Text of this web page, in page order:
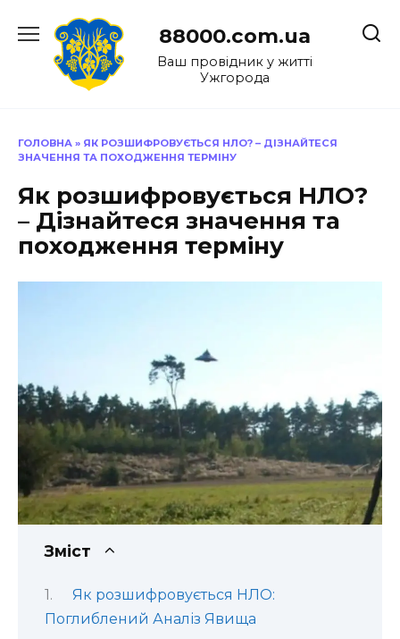
до
88000.com.ua
Ваш провідник у житті
Ужгорода
ГОЛОВНА » ЯК РОЗШИФРОВУЄТЬСЯ НЛО? – ДІЗНАЙТЕСЯ
ЗНАЧЕННЯ ТА ПОХОДЖЕННЯ ТЕРМІНУ
Як розшифровується НЛО?
– Дізнайтеся значення та
походження терміну
Зміст
Як розшифровується НЛО:
Поглиблений Аналіз Явища